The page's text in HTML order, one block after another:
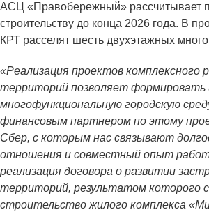
АСЦ «Правобережный» рассчитывает
строительству до конца 2026 года. В
КРТ расселят шесть двухэтажных
«Реализация проектов комплексного
территорий позволяет формировать
многофункциональную городскую
финансовым партнером по этому
Сбер, с которым нас связывают
отношения и совместный опыт
реализация договора о развитии
территорий, результатом которого
строительство жилого комплекса